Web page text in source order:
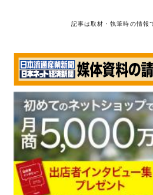
記事は取材・執筆時の情報